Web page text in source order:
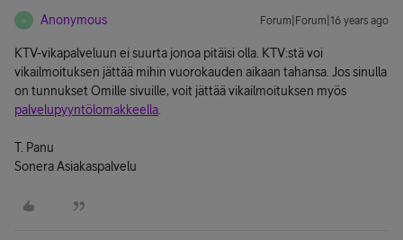
A Anonymous Forum|Forum|16 years ago
KTV-vikapalveluun ei suurta jonoa pitäisi olla. KTV:stä voi
vikailmoituksen jättää mihin vuorokauden aikaan tahansa. Jos sinulla
on tunnukset Omille sivuille, voit jättää vikailmoituksen myös
palvelupyyntölomakkeella
T. Panu
Sonera Asiakaspalvelu